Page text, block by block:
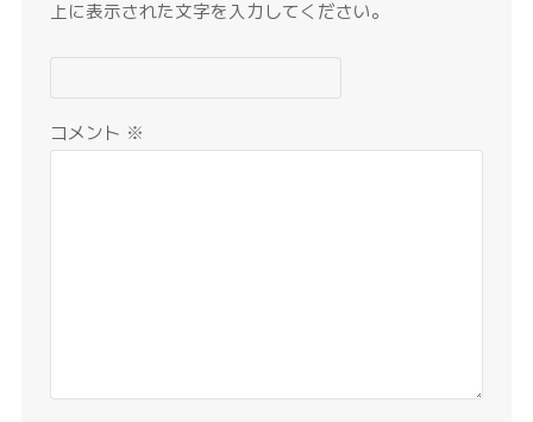
上に表示された文字を入力してください。
コメント ※